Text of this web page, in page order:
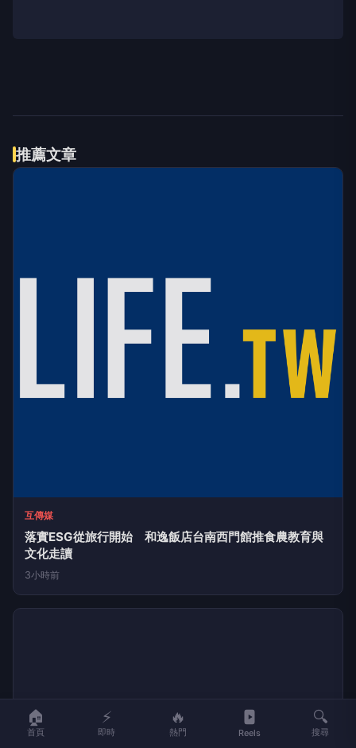
說愛妳！
PR
互傳媒
落實ESG從旅行開始 和逸飯店台南西門館推食農教育與
🏠
首頁
⚡
即時
🔥
熱門 Reels
🔍
搜尋